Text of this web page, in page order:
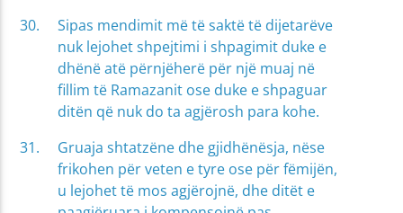
Sipas mendimit më të saktë të dijetarëve
nuk lejohet shpejtimi i shpagimit duke e
dhënë atë përnjëherë për një muaj në
fillim të Ramazanit ose duke e shpaguar
ditën që nuk do ta agjërosh para kohe.
Gruaja shtatzëne dhe gjidhënësja, nëse
frikohen për veten e tyre ose për fëmijën,
u lejohet të mos agjërojnë, dhe ditët e